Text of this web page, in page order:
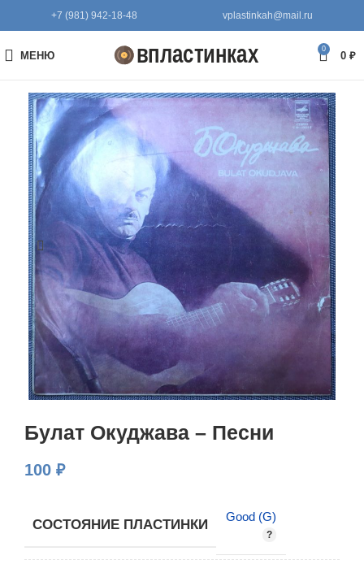
+7 (981) 942-18-48 vplastinkah@mail.ru
МЕНЮ
0
0 ₽
Булат Окуджава – Песни
100 ₽
СОСТОЯНИЕ ПЛАСТИНКИ
Good (G)